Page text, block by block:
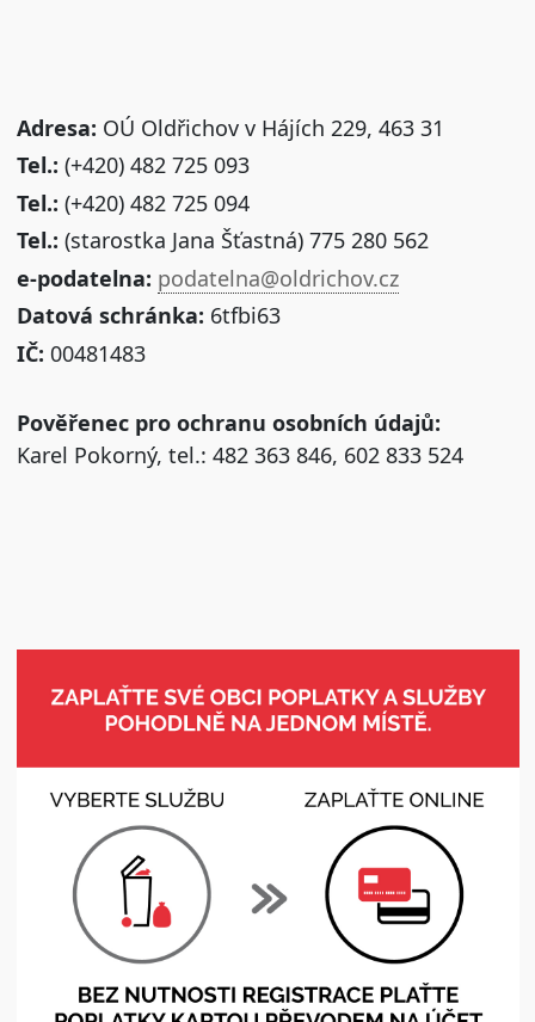
Adresa: OÚ Oldřichov v Hájích 229, 463 31
Tel.: (+420) 482 725 093
Tel.: (+420) 482 725 094
Tel.: (starostka Jana Šťastná) 775 280 562
e-podatelna: podatelna@oldrichov.cz
Datová schránka: 6tfbi63
IČ: 00481483
Pověřenec pro ochranu osobních údajů:
Karel Pokorný, tel.: 482 363 846, 602 833 524